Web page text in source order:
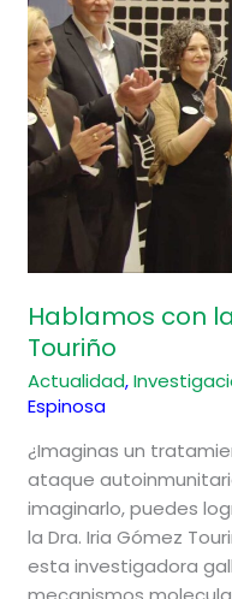
Hablamos con
Touriño
Actualidad,
Espinosa
¿Imaginas un
ataque
imaginarlo, puedes
la Dra. Iria Gómez
esta investigadora
Gómez
Touriño